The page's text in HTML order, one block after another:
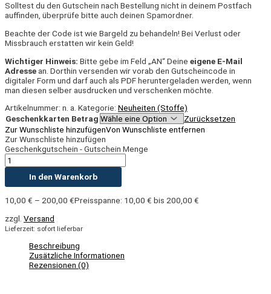
Solltest du den Gutschein nach Bestellung nicht in deinem Postfach
auffinden, überprüfe bitte auch deinen Spamordner.
Beachte der Code ist wie Bargeld zu behandeln! Bei Verlust oder
Missbrauch erstatten wir kein Geld!
Wichtiger Hinweis: Bitte gebe im Feld „AN“ Deine eigene E-Mail
Adresse an. Dorthin versenden wir vorab den Gutscheincode in
digitaler Form und darf auch als PDF heruntergeladen werden, wenn
man diesen selber ausdrucken und verschenken möchte.
Artikelnummer: n. a. Kategorie: Neuheiten (Stoffe)
Geschenkkarten Betrag
Zurücksetzen
Zur Wunschliste hinzufügenVon Wunschliste entfernen
Zur Wunschliste hinzufügen
Geschenkgutschein - Gutschein Menge
In den Warenkorb
10,00 € – 200,00 €Preisspanne: 10,00 € bis 200,00 €
zzgl. Versand
Lieferzeit: sofort lieferbar
Beschreibung
Zusätzliche Informationen
Rezensionen (0)